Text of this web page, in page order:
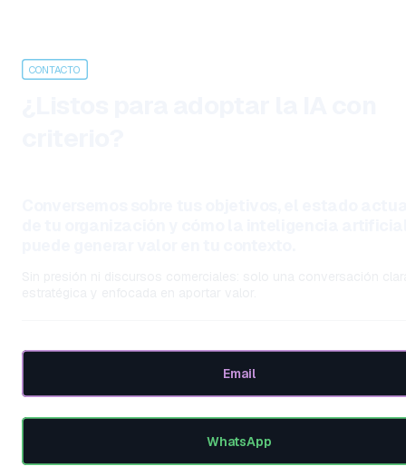
CONTACTO
Email
WhatsApp